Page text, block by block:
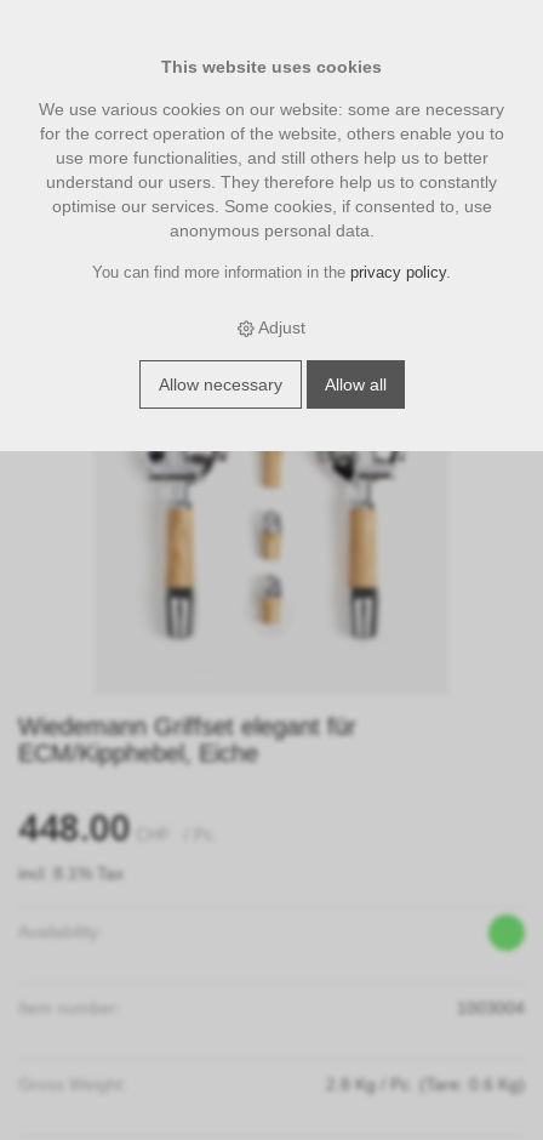
accesories › Wiedemann Holz Zubehör › Wiedemann
Wiedemann Griffset elegant für
ECM/Kipphebel, Eiche
448.00
incl. 8.1% Tax
1003004
Kg / Pc. (Tare: 0.6 Kg)
This website uses cookies
We use various cookies on our website: some are necessary
for the correct operation of the website, others enable you to
use more functionalities, and still others help us to better
understand our users. They therefore help us to constantly
optimise our services. Some cookies, if consented to, use
anonymous personal data.
You can find more information in the privacy policy.
Adjust
Allow necessary Allow all